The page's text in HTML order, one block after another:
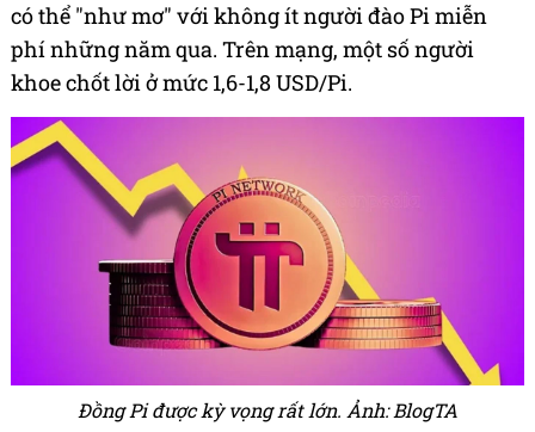
có thể "như mơ" với không ít người đào Pi miễn
phí những năm qua. Trên mạng, một số người
khoe chốt lời ở mức 1,6-1,8 USD/Pi.
Đồng Pi được kỳ vọng rất lớn. Ảnh: BlogTA